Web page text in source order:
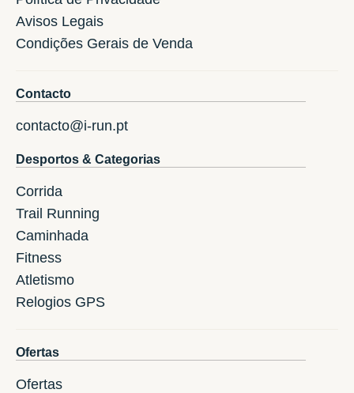
Avisos Legais
Condições Gerais de Venda
Contacto
contacto@i-run.pt
Desportos & Categorias
Corrida
Trail Running
Caminhada
Fitness
Atletismo
Relogios GPS
Ofertas
Ofertas